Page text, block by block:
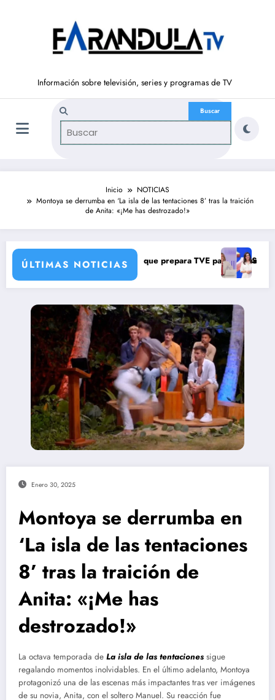
Información sobre televisión, series y programas de TV
Inicio
NOTICIAS
Montoya se derrumba en ‘La isla de las tentaciones 8’ tras la traición
de Anita: «¡Me has destrozado!»
ÚLTIMAS NOTICIAS
una verdad brutal
de corresponsales que prepara TVE para su nueva temporada
Silvia
Enero 30, 2025
Montoya se derrumba en
‘La isla de las tentaciones
8’ tras la traición de
Anita: «¡Me has
destrozado!»
La octava temporada de La isla de las tentaciones sigue
regalando momentos inolvidables. En el último adelanto, Montoya
protagonizó una de las escenas más impactantes tras ver imágenes
de su novia, Anita, con el soltero Manuel. Su reacción fue